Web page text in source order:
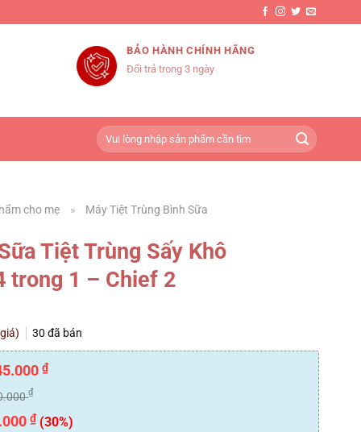
BẢO HÀNH CHÍNH HÃNG
Đổi trả trong 3 ngày
Tìm
kiếm:
cho mẹ » Máy Tiệt Trùng Bình Sữa
Tiệt Trùng Sấy Khô
trong 1 – Chief 2
30 đã bán
₫
₫
₫ (30%)